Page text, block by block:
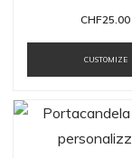
CHF25.00
CUSTOMIZE